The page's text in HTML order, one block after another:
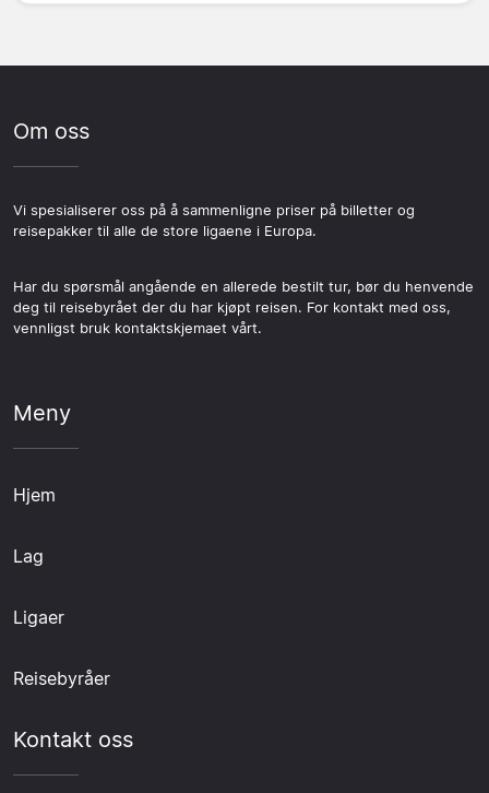
Om oss
Vi spesialiserer oss på å sammenligne priser på billetter og
reisepakker til alle de store ligaene i Europa.
Har du spørsmål angående en allerede bestilt tur, bør du henvende
deg til reisebyrået der du har kjøpt reisen. For kontakt med oss,
vennligst bruk kontaktskjemaet vårt.
Meny
Hjem
Lag
Ligaer
Reisebyråer
Kontakt oss